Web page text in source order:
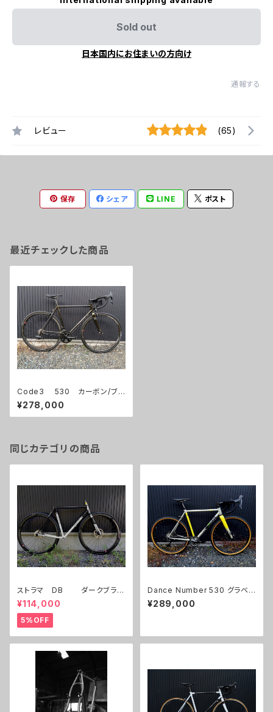
Sold out
日本国内にお住まいの方向け
通報する
レビュー (65)
保存 シェア LINE ポスト
最近チェックした商品
Code3 530 カーボン/ブラ
ックゴールド 試乗車(ホイール
別）
¥278,000
同じカテゴリの商品
ストラマ DB ダークブラウ
ン/パールホワイト UESD
¥114,000
5%OFF
Dance Number 530 グラベ
ル 試乗車
¥289,000